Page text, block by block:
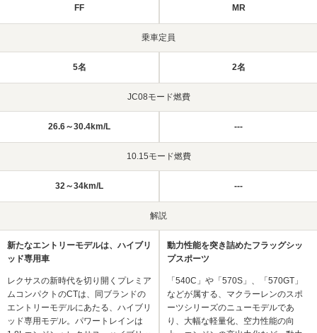
FF MR
乗車定員
5名 2名
JC08モード燃費
26.6～30.4km/L ---
10.15モード燃費
32～34km/L ---
解説
新たなエントリーモデルは、ハイブリ
ッド専用車
レクサスの新時代を切り開くプレミア
ムコンパクトのCTは、同ブランドの
エントリーモデルにあたる、ハイブリ
ッド専用モデル。パワートレインは
動力性能を突き詰めたフラッグシッ
プスポーツ
「540C」や「570S」、「570GT」
などが属する、マクラーレンのスポ
ーツシリーズのニューモデルであ
り、大幅な軽量化、空力性能の向